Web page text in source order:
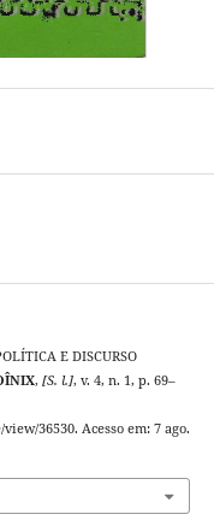
E DISCURSO
, [S. l.], v. 4, n. 1, p. 69–
36530. Acesso em: 7 ago.